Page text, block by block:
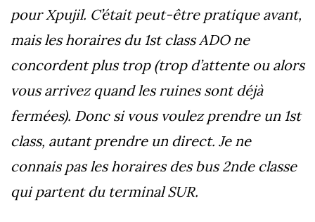
pour Xpujil. C’était peut-être pratique avant,
mais les horaires du 1st class ADO ne
concordent plus trop (trop d’attente ou alors
vous arrivez quand les ruines sont déjà
fermées). Donc si vous voulez prendre un 1st
class, autant prendre un direct. Je ne
connais pas les horaires des bus 2nde classe
qui partent du terminal SUR.